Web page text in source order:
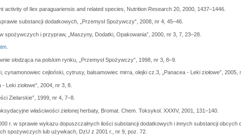
activity of Ilex paraguariensis and related species, Nutrition Research 20, 2000, 1437–1446.
substancji dodatkowych, „Przemysł Spożywczy”, 2008, nr 4, 45–46.
i przypraw, „Maszyny, Dodatki, Opakowania”, 2000, nr 3, 7, 23–28.
.
słodząca na polskim rynku, „Przemysł Spożywczy”, 1998, nr 3, 8–9.
cejloński, cytrusy, balsamowiec mirra, olejki cz.3, „Panacea - Leki ziołowe”, 2005,
Leki ziołowe”, 2004, nr 3, 8.
Zielarskie”, 1999, nr 4, 7–8.
właściwości zielonej herbaty, Bromat. Chem. Toksykol. XXXIV, 2001, 131–140.
r. w sprawie wykazu dopuszczalnych ilości substancji dodatkowych i innych substancji
spożywczych lub używkach, DzU z 2001 r., nr 9, poz. 72.